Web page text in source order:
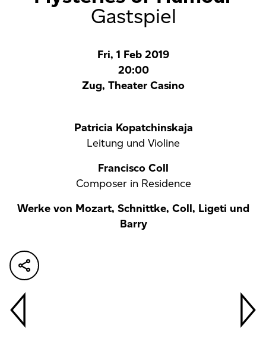
Gastspiel
Fri, 1 Feb 2019
20:00
Zug, Theater Casino
Patricia Kopatchinskaja
Leitung und Violine
Francisco Coll
Composer in Residence
Werke von Mozart, Schnittke, Coll, Ligeti und
Barry